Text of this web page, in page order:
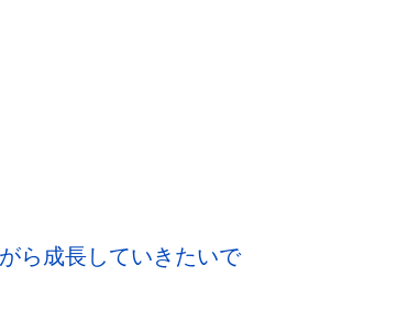
ら成長していきたいで